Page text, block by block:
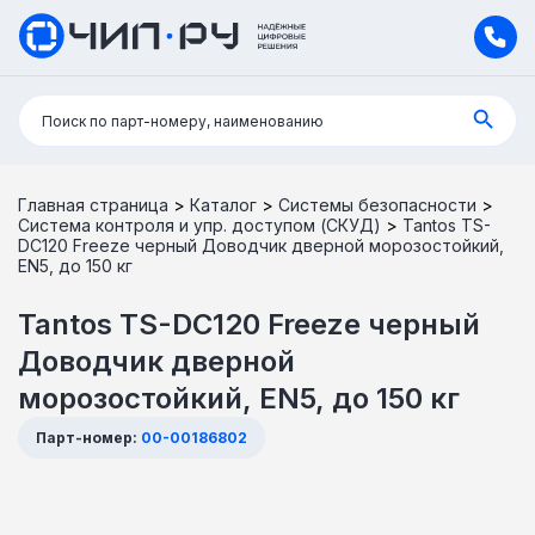
Поиск:
Поиск по парт-номеру, наименованию
Главная страница > Каталог > Системы безопасности >
Система контроля и упр. доступом (СКУД) > Tantos TS-
DC120 Freeze черный Доводчик дверной морозостойкий,
EN5, до 150 кг
Tantos TS-DC120 Freeze черный
Доводчик дверной
морозостойкий, EN5, до 150 кг
Парт-номер: 00-00186802